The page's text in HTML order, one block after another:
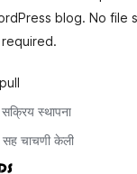
blog. No file
स्थापना
चाचणी केली